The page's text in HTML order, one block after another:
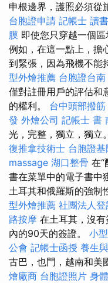
申根邊界，護照必須從
台胞證申請 記帳士 讀
膜 即使您只穿越一個區
例如，在這一點上，擔
到緊張，因為飛機不能
型外燴推薦 台胞證台南
僅對註冊用戶的評估和
的權利。 台中頭部撥筋
發 外燴公司 記帳士 書
光，完整，獨立，獨立
復推拿技術士 台胞證基
massage 湖口整骨 在“
書在菜單中的電子書中
土耳其和俄羅斯的強制
型外燴推薦 社團法人
路按摩 在土耳其，沒
內的90天的簽證。 小
公會 記帳士函授 養生
古巴，也門，越南和美
燴廠商 台胞證照片 身